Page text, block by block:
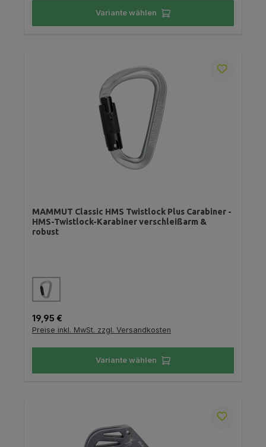
Variante wählen
MAMMUT Classic HMS Twistlock Plus Carabiner -
HMS-Twistlock-Karabiner verschleißarm &
robust
Farbe
Regulärer Preis:
19,95 €
Preise inkl. MwSt. zzgl. Versandkosten
Variante wählen